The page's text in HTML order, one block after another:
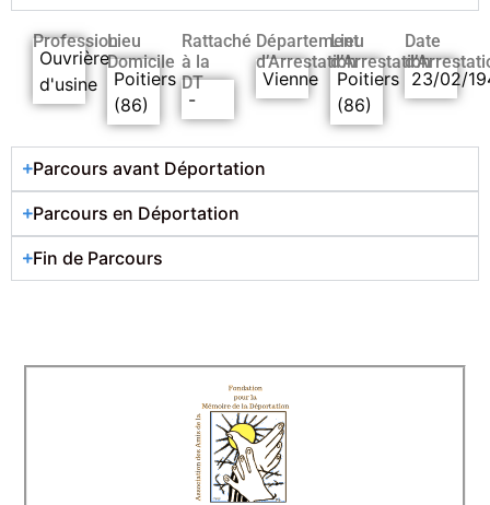
Profession
Ouvrière
d'usine
Lieu
Domicile
Poitiers
(86)
Rattaché
à la
DT
-
Département
d’Arrestation
Vienne
Lieu
d’Arrestation
Poitiers
(86)
Date
23/02/
Parcours avant Déportation
Parcours en Déportation
Fin de Parcours